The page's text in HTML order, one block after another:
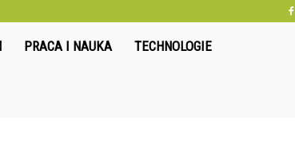
PRACA I NAUKA TECHNOLOGIE